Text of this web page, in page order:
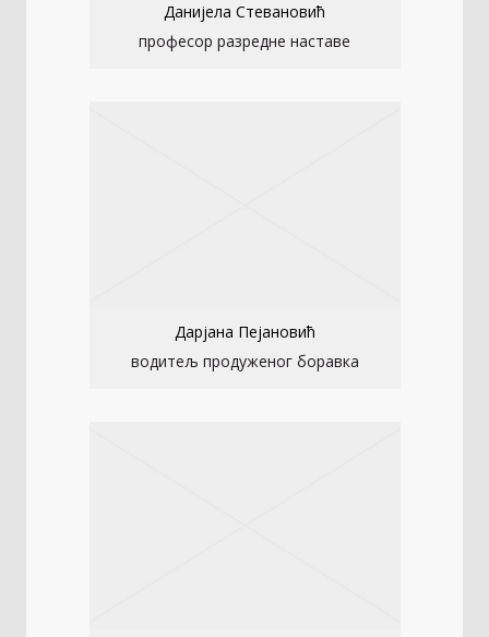
Данијела Стевановић
професор разредне наставе
Дарјана Пејановић
водитељ продуженог боравка